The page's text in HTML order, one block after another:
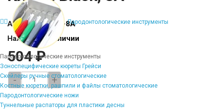
Пародонтологические инструменты
Пародонтологические инструменты
Зоноспецифические кюреты Грейси
Скейлеры ручные стоматологические
Костные кюретки, рашпили и файлы стоматологические
Пародонтологические ножи
Туннельные распаторы для пластики десны
Артикул:TE-KB-8A
Наличие:В наличии
504 ₽
- +